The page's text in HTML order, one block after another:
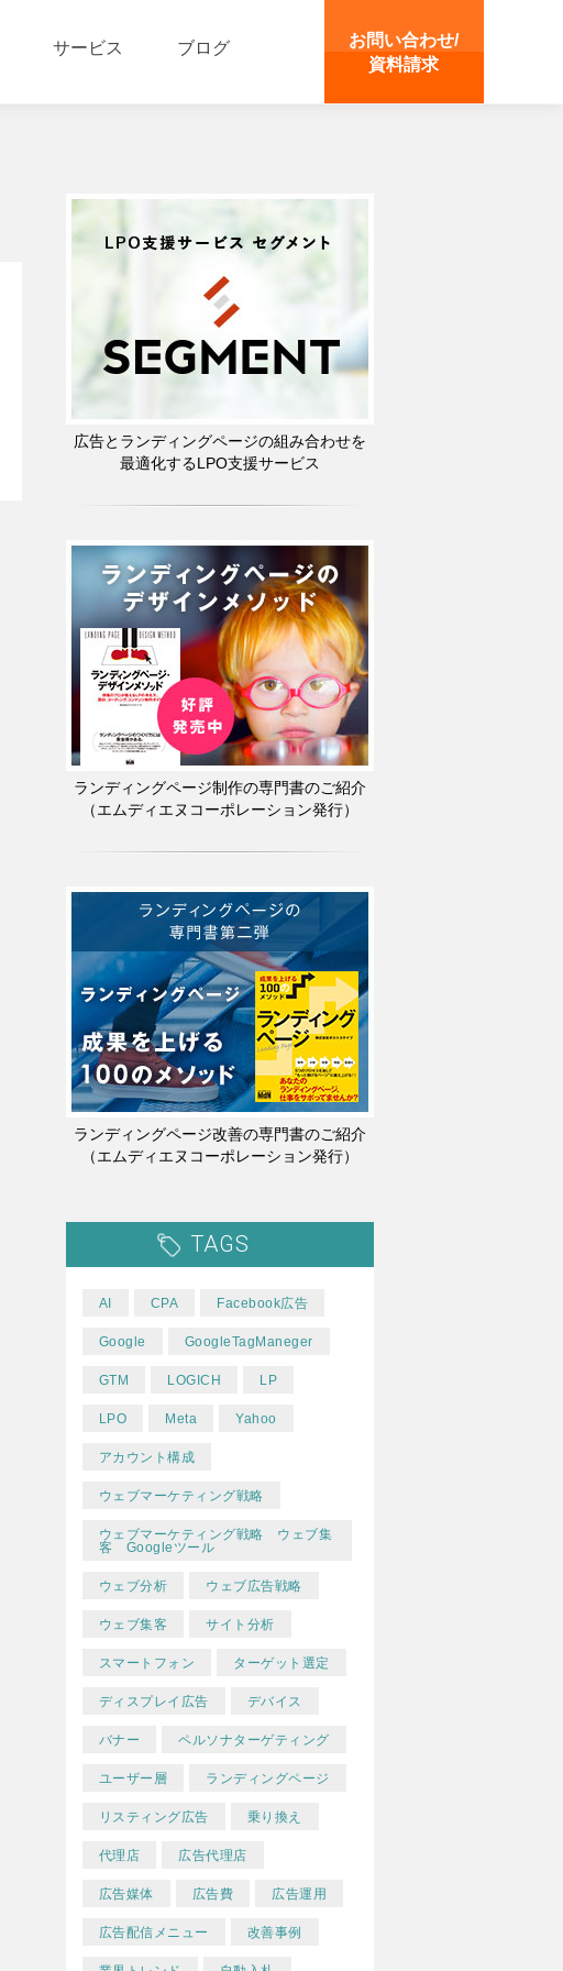
サービス ブログ
お問い合わせ/
資料請求
広告とランディングページの組み合わせを
最適化するLPO支援サービス
ランディングページ制作の専門書のご紹介
（エムディエヌコーポレーション発行）
ランディングページ改善の専門書のご紹介
（エムディエヌコーポレーション発行）
TAGS
AI CPA Facebook広告
Google GoogleTagManeger
GTM LOGICH LP
LPO Meta Yahoo
アカウント構成
ウェブマーケティング戦略
ウェブマーケティング戦略 ウェブ集
客 Googleツール
ウェブ分析 ウェブ広告戦略
ウェブ集客 サイト分析
スマートフォン ターゲット選定
ディスプレイ広告 デバイス
バナー ペルソナターゲティング
ユーザー層 ランディングページ
リスティング広告 乗り換え
代理店 広告代理店
広告媒体 広告費 広告運用
広告配信メニュー 改善事例